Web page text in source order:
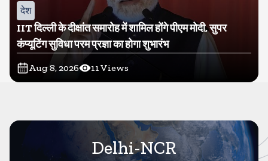
देश
IIT दिल्ली के दीक्षांत समारोह में शामिल होंगे पीएम मोदी, सुपर
कंप्यूटिंग सुविधा परम प्रज्ञा का होगा शुभारंभ
Aug 8, 2026 11Views
Delhi-NCR